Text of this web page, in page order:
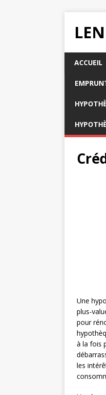
ACCUEIL
Une
plus-
pour
à la fois
les